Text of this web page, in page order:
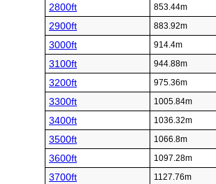
2800ft 853.44m
2900ft 883.92m
3000ft 914.4m
3100ft 944.88m
3200ft 975.36m
3300ft 1005.84m
3400ft 1036.32m
3500ft 1066.8m
3600ft 1097.28m
3700ft 1127.76m